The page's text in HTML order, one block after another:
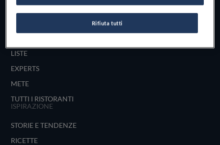
UNISCITI
LISTE
EXPERTS
METE
TUTTI I RISTORANTI
ISPIRAZIONE
STORIE E TENDENZE
RICETTE
Rifiuta tutti